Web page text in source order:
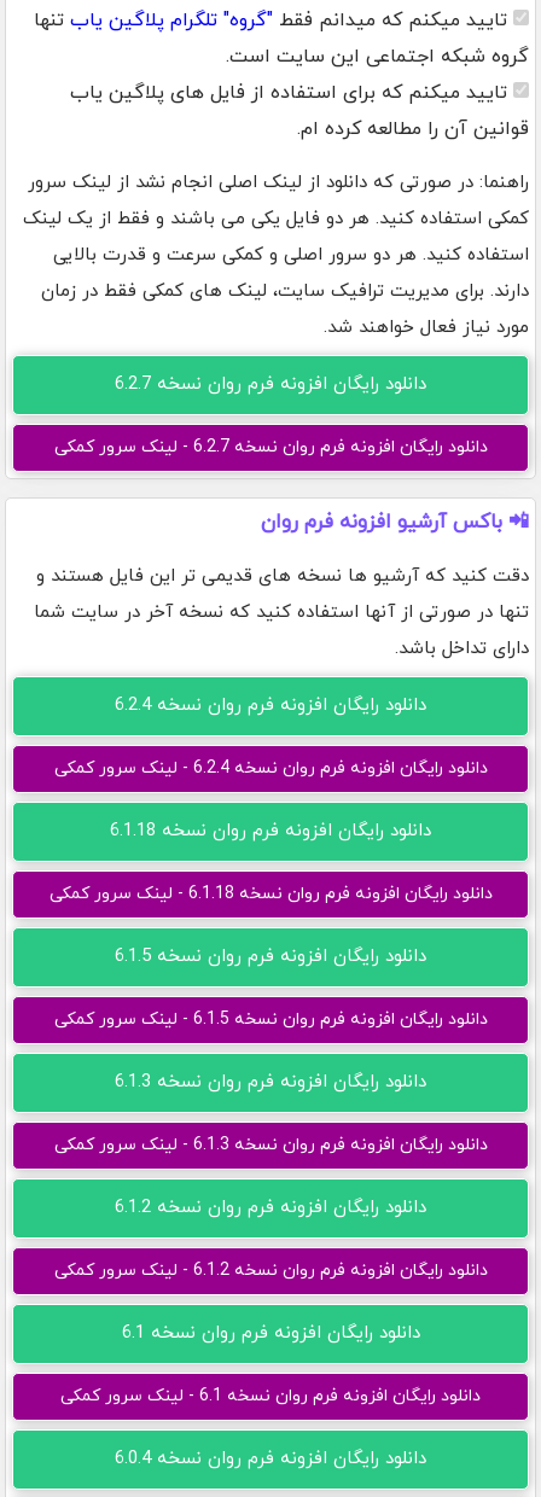
تایید میکنم که میدانم فقط "گروه" تلگرام پلاگین یاب تنها
گروه شبکه اجتماعی این سایت است.
تایید میکنم که برای استفاده از فایل های پلاگین یاب
قوانین آن را مطالعه کرده ام.
راهنما: در صورتی که دانلود از لینک اصلی انجام نشد از لینک سرور
کمکی استفاده کنید. هر دو فایل یکی می باشند و فقط از یک لینک
استفاده کنید. هر دو سرور اصلی و کمکی سرعت و قدرت بالایی
دارند. برای مدیریت ترافیک سایت، لینک های کمکی فقط در زمان
مورد نیاز فعال خواهند شد.
دانلود رایگان افزونه فرم روان نسخه 6.2.7
دانلود رایگان افزونه فرم روان نسخه 6.2.7 - لینک سرور کمکی
📲 باکس آرشیو افزونه فرم روان
دقت کنید که آرشیو ها نسخه های قدیمی تر این فایل هستند و
تنها در صورتی از آنها استفاده کنید که نسخه آخر در سایت شما
دارای تداخل باشد.
دانلود رایگان افزونه فرم روان نسخه 6.2.4
دانلود رایگان افزونه فرم روان نسخه 6.2.4 - لینک سرور کمکی
دانلود رایگان افزونه فرم روان نسخه 6.1.18
دانلود رایگان افزونه فرم روان نسخه 6.1.18 - لینک سرور کمکی
دانلود رایگان افزونه فرم روان نسخه 6.1.5
دانلود رایگان افزونه فرم روان نسخه 6.1.5 - لینک سرور کمکی
دانلود رایگان افزونه فرم روان نسخه 6.1.3
دانلود رایگان افزونه فرم روان نسخه 6.1.3 - لینک سرور کمکی
دانلود رایگان افزونه فرم روان نسخه 6.1.2
دانلود رایگان افزونه فرم روان نسخه 6.1.2 - لینک سرور کمکی
دانلود رایگان افزونه فرم روان نسخه 6.1
دانلود رایگان افزونه فرم روان نسخه 6.1 - لینک سرور کمکی
دانلود رایگان افزونه فرم روان نسخه 6.0.4